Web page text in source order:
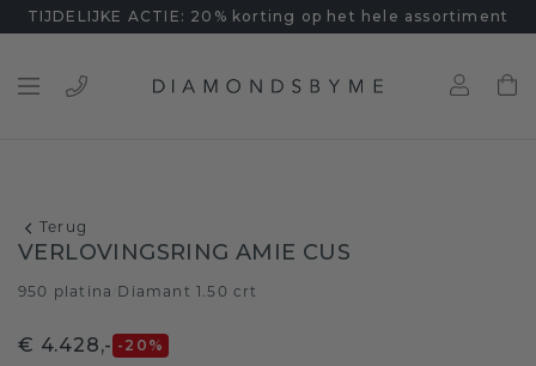
TIJDELIJKE ACTIE: 20% korting op het hele assortiment
Terug
VERLOVINGSRING AMIE CUS
950 platina Diamant 1.50 crt
€ 4.428,- -20 %